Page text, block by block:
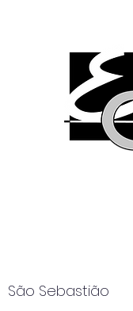
São Sebastião